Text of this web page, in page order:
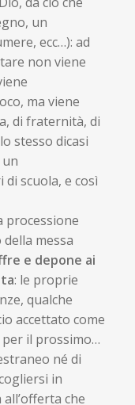
un
ecc…): ad
non viene
ma viene
di fraternità, di
stesso dicasi
scuola, e così
processione
messa
e depone ai
: le proprie
qualche
accettato come
il prossimo…
né di
in
che